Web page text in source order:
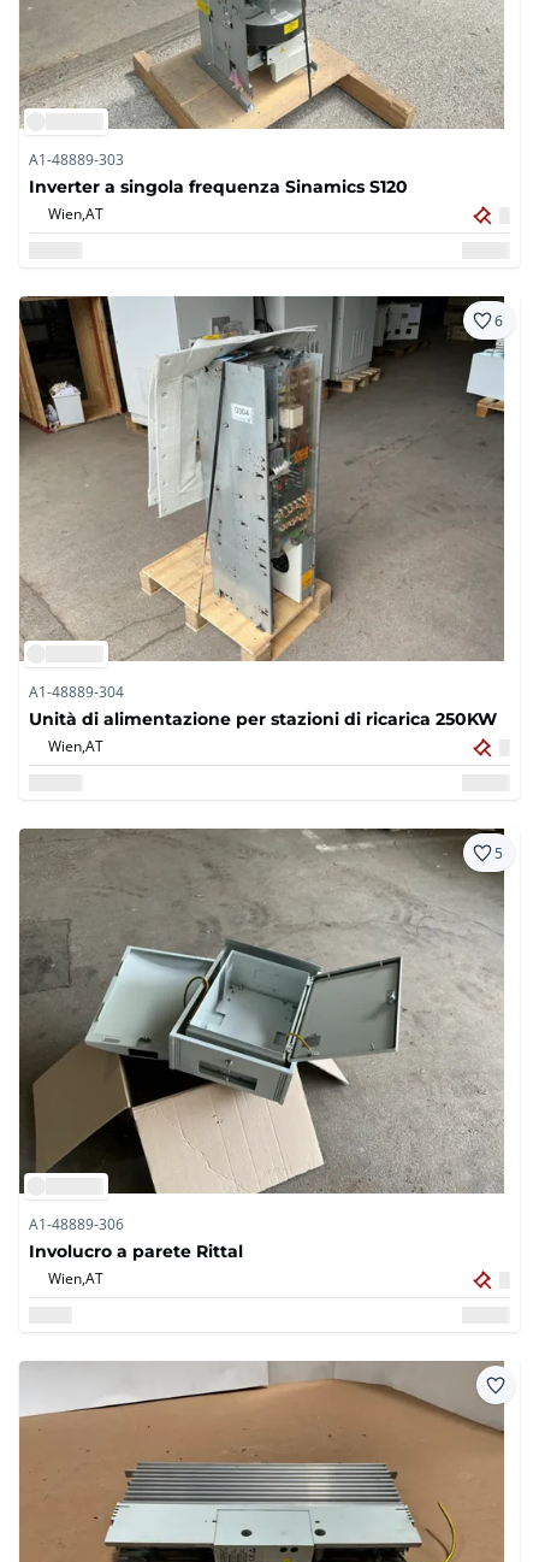
A1-48889-303
Inverter a singola frequenza Sinamics S120
Wien,AT
6
A1-48889-304
Unità di alimentazione per stazioni di ricarica 250KW
Wien,AT
5
A1-48889-306
Involucro a parete Rittal
Wien,AT